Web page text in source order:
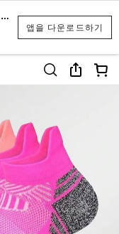
앱을 다운로드하기
SHEIN앱에서 더 많은 혜택을 받을 수 있어요.